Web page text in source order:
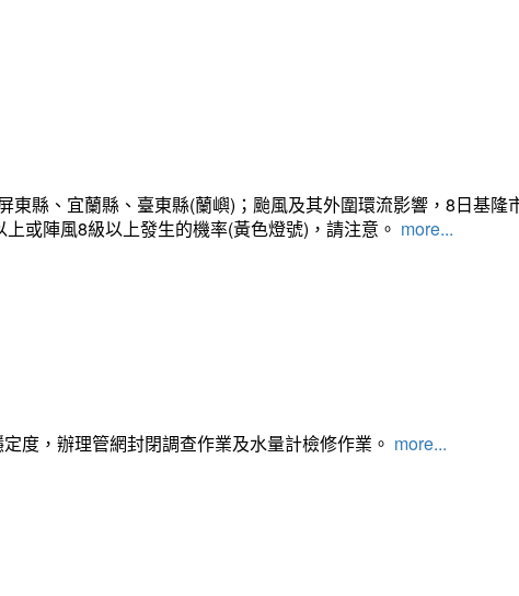
東縣、宜蘭縣、臺東縣(蘭嶼)；颱風及其外圍環流影響，8日基
或陣風8級以上發生的機率(黃色燈號)，請注意。 more...
度，辦理管網封閉調查作業及水量計檢修作業。 more...